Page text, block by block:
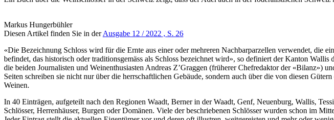
Markus Hungerbühler
Diesen Artikel finden Sie in derAusgabe 12 / 2022 , S. 26
«Die Bezeichnung Schloss wird für die Ernte aus einer oder mehreren Nachbarparzellen verwendet, die
befindet, das historisch oder traditionsgemäss als Schloss bezeichnet wird», so definiert der Kanton
die beiden Journalisten und Weinenthusiasten Andreas Z’Graggen (früherer Chefredaktor der
Seiten schreiben sie nicht nur über die herrschaftlichen Gebäude, sondern auch über die von diesen
Weinen.
In 40 Einträgen, aufgeteilt nach den Regionen Waadt, Berner in der Waadt, Genf, Neuenburg, Wallis,
Schlösser, Herrenhäuser, Burgen oder Domänen. Viele der beschriebenen Schlösser wurden schon im